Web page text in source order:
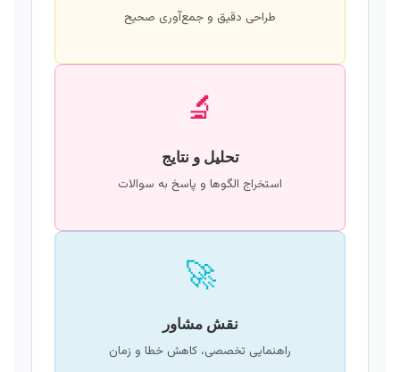
طراحی دقیق و جمع‌آوری صحیح
🔬
تحلیل و نتایج
استخراج الگوها و پاسخ به سوالات
🚀
نقش مشاور
راهنمایی تخصصی، کاهش خطا و زمان